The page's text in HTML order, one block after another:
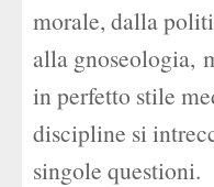
morale, dalla
alla gnoseologia,
in perfetto stile
discipline si
singole questioni.